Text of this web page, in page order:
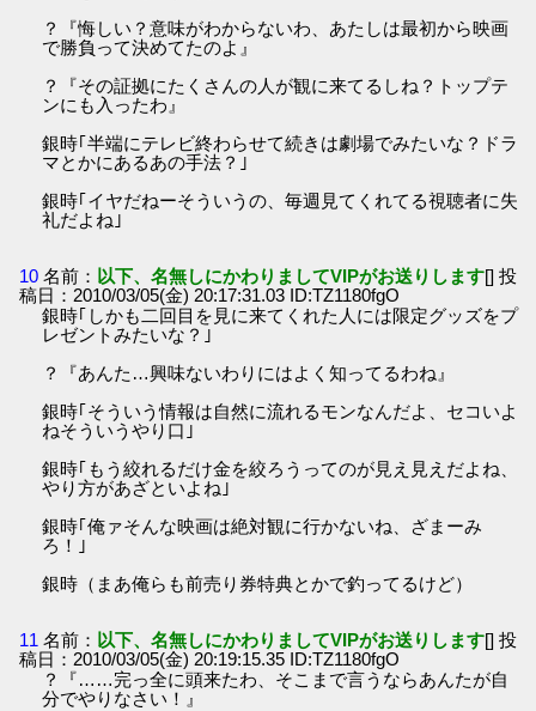
？『悔しい？意味がわからないわ、あたしは最初から映画
で勝負って決めてたのよ』
？『その証拠にたくさんの人が観に来てるしね？トップテ
ンにも入ったわ』
銀時｢半端にテレビ終わらせて続きは劇場でみたいな？ドラ
マとかにあるあの手法？｣
銀時｢イヤだねーそういうの、毎週見てくれてる視聴者に失
礼だよね｣
10 名前： 以下、名無しにかわりましてVIPがお送りします[] 投
稿日：2010/03/05(金) 20:17:31.03 ID:TZ1180fgO
銀時｢しかも二回目を見に来てくれた人には限定グッズをプ
レゼントみたいな？｣
？『あんた…興味ないわりにはよく知ってるわね』
銀時｢そういう情報は自然に流れるモンなんだよ、セコいよ
ねそういうやり口｣
銀時｢もう絞れるだけ金を絞ろうってのが見え見えだよね、
やり方があざといよね｣
銀時｢俺ァそんな映画は絶対観に行かないね、ざまーみ
ろ！｣
銀時（まあ俺らも前売り券特典とかで釣ってるけど）
11 名前： 以下、名無しにかわりましてVIPがお送りします[] 投
稿日：2010/03/05(金) 20:19:15.35 ID:TZ1180fgO
？『……完っ全に頭来たわ、そこまで言うならあんたが自
分でやりなさい！』